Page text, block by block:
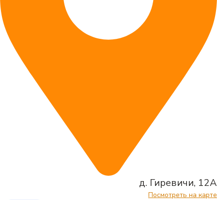
д. Гиревичи, 12А
Посмотреть на карте